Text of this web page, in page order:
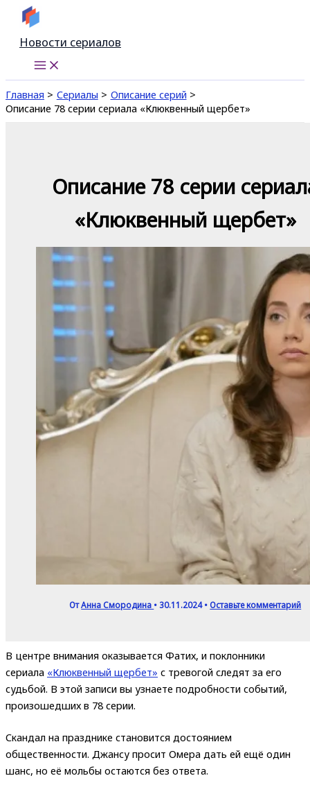
Перейти
содержимому
Новости сериалов
Главная Сериалы
Описание серий
Описание 78 серии сериала «Клюквенный щербет»
Описание 78 серии
«Клюквенный щербет»
ОтАнна Смородина •30.11.2024• Оставьте комментарий
В центре внимания оказывается Фатих, и поклонники
сериала «Клюквенный щербет» с тревогой следят за его
судьбой. В этой записи вы узнаете подробности событий,
произошедших в 78 серии.
Скандал на празднике становится достоянием
общественности. Джансу просит Омера дать ей ещё один
шанс, но её мольбы остаются без ответа.